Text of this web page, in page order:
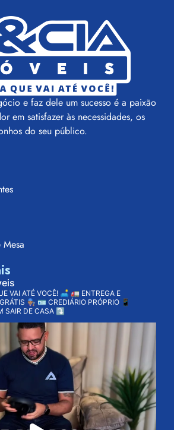
e faz dele um sucesso é a paixão
em satisfazer às necessidades, os
do seu público.
VAI ATÉ VOCÊ! 🛋️ 🚛 ENTREGA E
👨🏽‍🔧 🪪 CREDIÁRIO PRÓPRIO 📱
SAIR DE CASA ⤵️